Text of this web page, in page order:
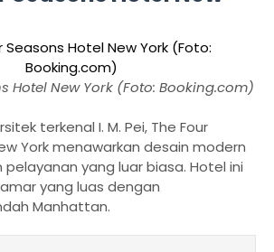
Hotel New York (Foto: Booking.com)
terkenal I. M. Pei, The Four
York menawarkan desain modern
yang luar biasa. Hotel ini
yang luas dengan
Manhattan.